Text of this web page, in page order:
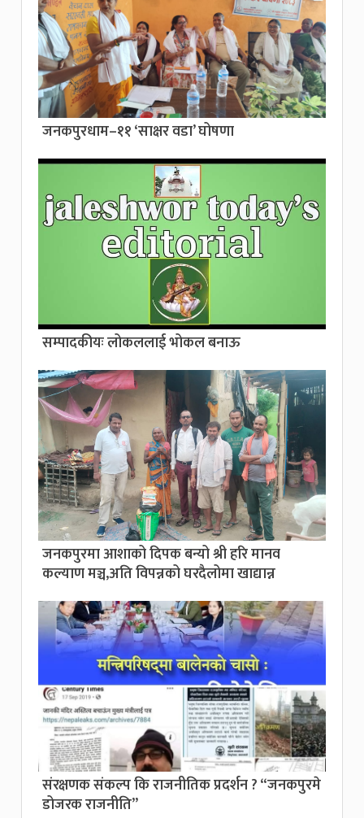
जनकपुरधाम–११ ‘साक्षर वडा’ घोषणा
सम्पादकीयः लोकललाई भोकल बनाऊ
जनकपुरमा आशाको दिपक बन्यो श्री हरि मानव
कल्याण मञ्च,अति विपन्नको घरदैलोमा खाद्यान्न
संरक्षणक संकल्प कि राजनीतिक प्रदर्शन ? “जनकपुरमे
डोजरक राजनीति”